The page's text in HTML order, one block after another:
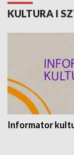
KULTURA I
Informator